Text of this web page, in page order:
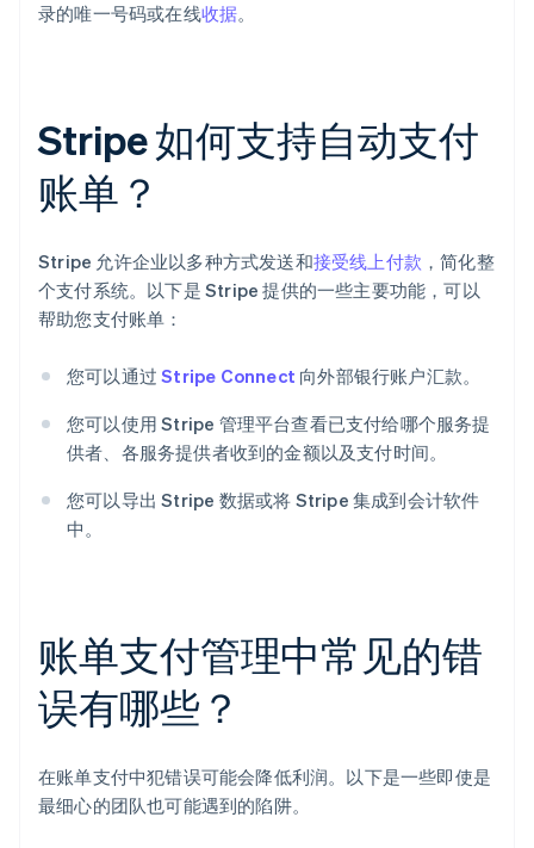
录的唯一号码或在线收据。
Stripe 如何支持自动支付
账单？
Stripe 允许企业以多种方式发送和接受线上付款 ，简化整
个支付系统。以下是 Stripe 提供的一些主要功能，可以
帮助您支付账单：
您可以通过Stripe Connect 向外部银行账户汇款。
您可以使用 Stripe 管理平台查看已支付给哪个服务提
供者、各服务提供者收到的金额以及支付时间。
您可以导出 Stripe 数据或将 Stripe 集成到会计软件
中。
账单支付管理中常见的错
误有哪些？
在账单支付中犯错误可能会降低利润。以下是一些即使是
最细心的团队也可能遇到的陷阱。